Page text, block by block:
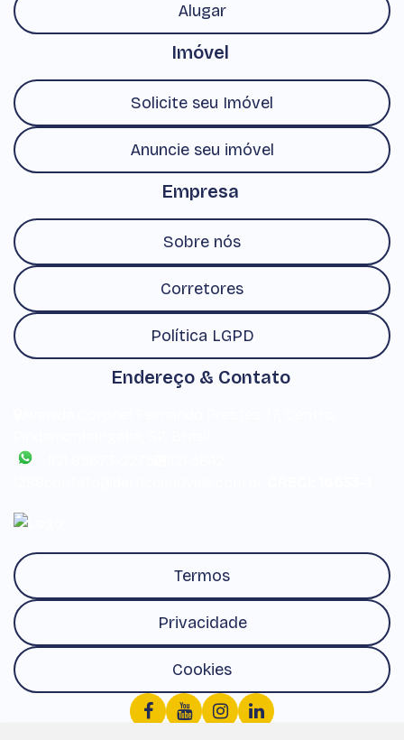
Alugar
Imóvel
Solicite seu Imóvel
Anuncie seu imóvel
Empresa
Sobre nós
Corretores
Política LGPD
Endereço & Contato
Termos
Privacidade
Cookies